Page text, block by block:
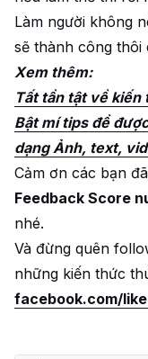
Làm người không
sẽ thành công thôi
Xem thêm:
Tất tần tật về
Bật mí tips để
dạng Ảnh, text,
Cảm ơn các bạn
Feedback Score
nhé.
Và đừng quên
những kiến thức
facebook.com/